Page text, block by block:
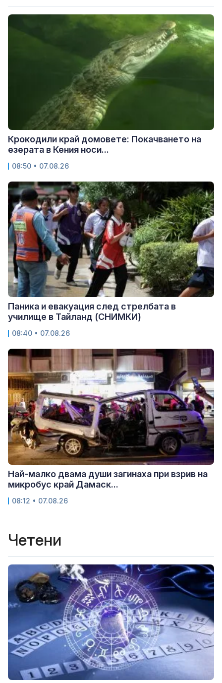
Крокодили край домовете: Покачването на
езерата в Кения носи...
08:50 • 07.08.26
Паника и евакуация след стрелбата в
училище в Тайланд (СНИМКИ)
08:40 • 07.08.26
Най-малко двама души загинаха при взрив на
микробус край Дамаск...
08:12 • 07.08.26
Четени